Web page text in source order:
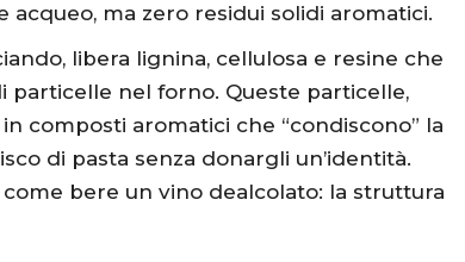
acqueo, ma zero residui solidi aromatici.
libera lignina, cellulosa e resine che
particelle nel forno. Queste particelle,
composti aromatici che “condiscono” la
di pasta senza donargli un’identità.
bere un vino dealcolato: la struttura